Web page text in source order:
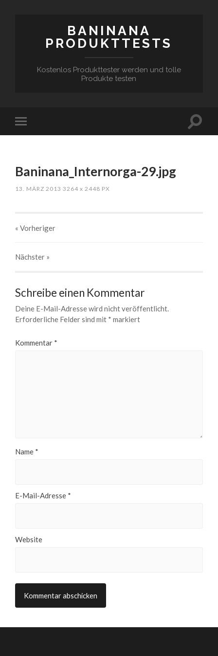
BANINANA
PRODUKTTESTS
Kostenlos Produkttester werden und tolle
Produkte testen
Baninana_Internorga-29.jpg
13. MÄRZ 2013 3264x 2448 PX
« Vorheriger
Nächster »
Schreibe einen Kommentar
Deine E-Mail-Adresse wird nicht veröffentlicht.
Erforderliche Felder sind mit * markiert
Kommentar *
Name *
E-Mail-Adresse *
Website